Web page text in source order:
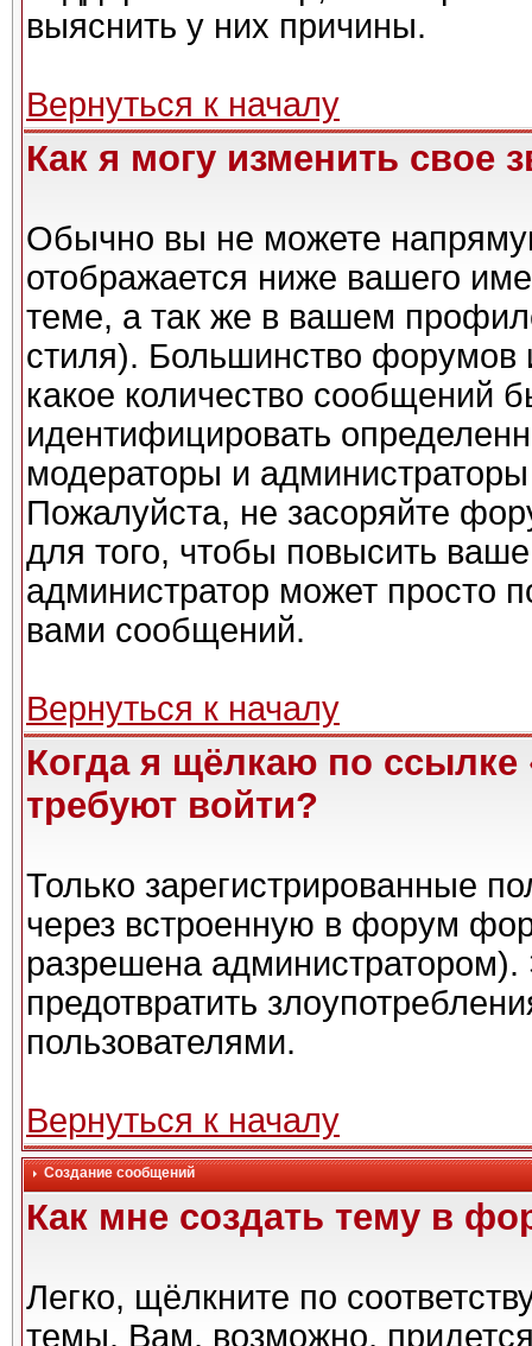
выяснить у них причины.
Вернуться к началу
Как я могу изменить свое
Обычно вы не можете
отображается ниже вашего
теме, а так же в вашем
стиля). Большинство форумов
какое количество сообщений
идентифицировать
модераторы и
Пожалуйста, не засоряйте
для того, чтобы повысить
администратор может просто
вами сообщений.
Вернуться к началу
Когда я щёлкаю по ссылке
требуют войти?
Только зарегистрированные
через встроенную в форум
разрешена
предотвратить
пользователями.
Вернуться к началу
Создание сообщений
Как мне создать тему в
Легко, щёлкните по
темы. Вам, возможно,